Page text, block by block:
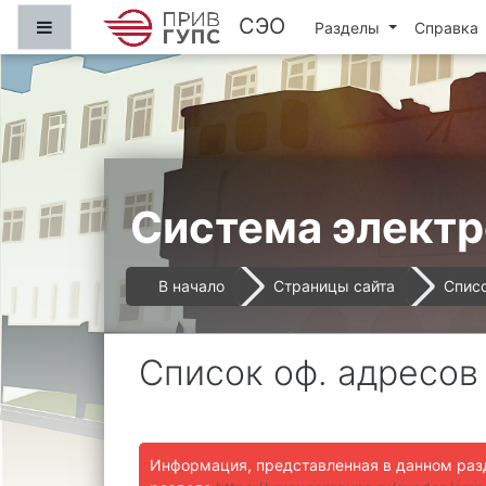
Перейти к основному содержанию
Боковая панель СЭО Разделы Справка
Система
В начало Страницы сайта
Список оф.
Информация, представленная в данном